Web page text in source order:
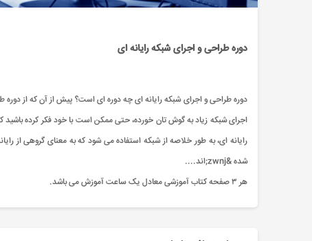
دوره طراحی و اجرای شبکه رایانه ای
دوره طراحی و اجرای شبکه رایانه ای چه دوره ای است؟ پیش از آن که از دوره
اجرای شبکه زیاد به گوش تان خورده، حتی ممکن است با خود فکر کرده باشید
شده &zwnj;اند....
هر ۳ صفحه کتاب آموزشی معادل یک ساعت آموزش می باشد.